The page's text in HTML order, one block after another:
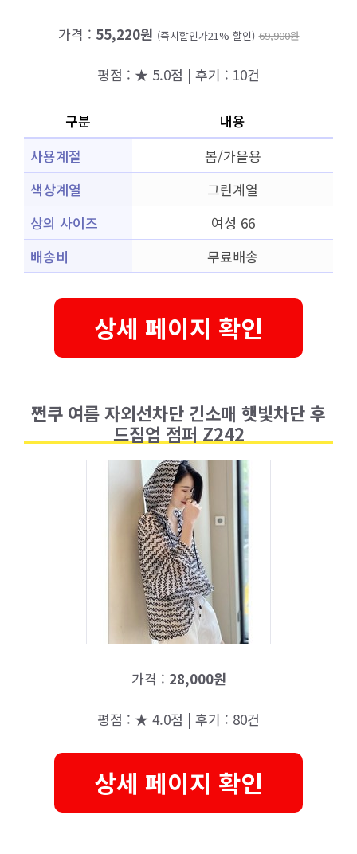
가격 : 55,220원 (즉시할인가21% 할인) 69,900원
평점 : ★ 5.0점 | 후기 : 10건
구분
내용
사용계절
봄/가을용
색상계열
그린계열
상의 사이즈
여성 66
배송비
무료배송
상세 페이지 확인
쩐쿠 여름 자외선차단 긴소매 햇빛차단 후
드집업 점퍼 Z242
가격 : 28,000원
평점 : ★ 4.0점 | 후기 : 80건
상세 페이지 확인